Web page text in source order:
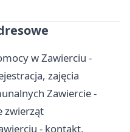
w Zawierciu -
zajęcia
Zawiercie -
zwierząt
- kontakt,